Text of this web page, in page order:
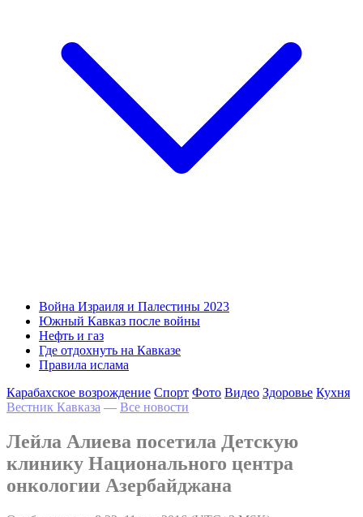
Война Израиля и Палестины 2023
Южный Кавказ после войны
Нефть и газ
Где отдохнуть на Кавказе
Правила ислама
Карабахское возрождение Спорт Фото Видео Здоровье Кухня
Вестник Кавказа — Все новости
Лейла Алиева посетила Детскую
клинику Национального центра
онкологии Азербайджана